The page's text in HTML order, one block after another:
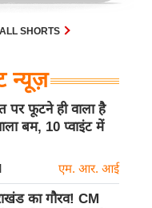
SHORTS
न्यूज़
पर फूटने ही वाला है
बम, 10 प्वाइंट में
एम. आर. आई
का गौरव! CM